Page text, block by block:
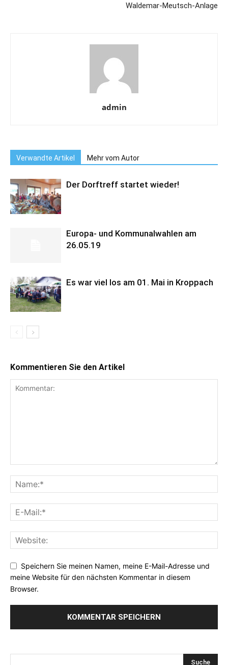
Waldemar-Meutsch-Anlage
admin
Verwandte Artikel Mehr vom Autor
Der Dorftreff startet wieder!
Europa- und Kommunalwahlen am
26.05.19
Es war viel los am 01. Mai in Kroppach
Kommentieren Sie den Artikel
Speichern Sie meinen Namen, meine E-Mail-Adresse und
meine Website für den nächsten Kommentar in diesem
Browser.